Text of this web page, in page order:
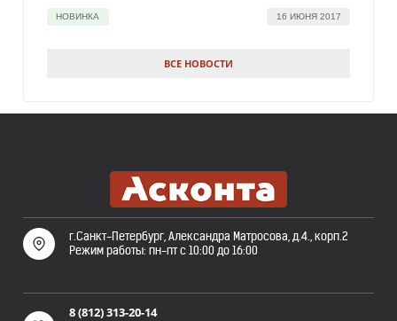
НОВИНКА 16 ИЮНЯ 2017
ВСЕ НОВОСТИ
г.Санкт-Петербург, Александра Матросова, д.4., корп.2
Режим работы: пн-пт с 10:00 до 16:00
8 (812) 313-20-14